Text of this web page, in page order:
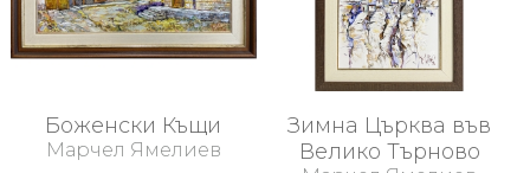
Боженски Къщи
Марчел Ямелиев
Зимна Църква във
Велико Търново